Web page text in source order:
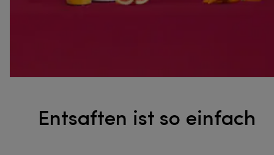
Entsaften ist so einfach